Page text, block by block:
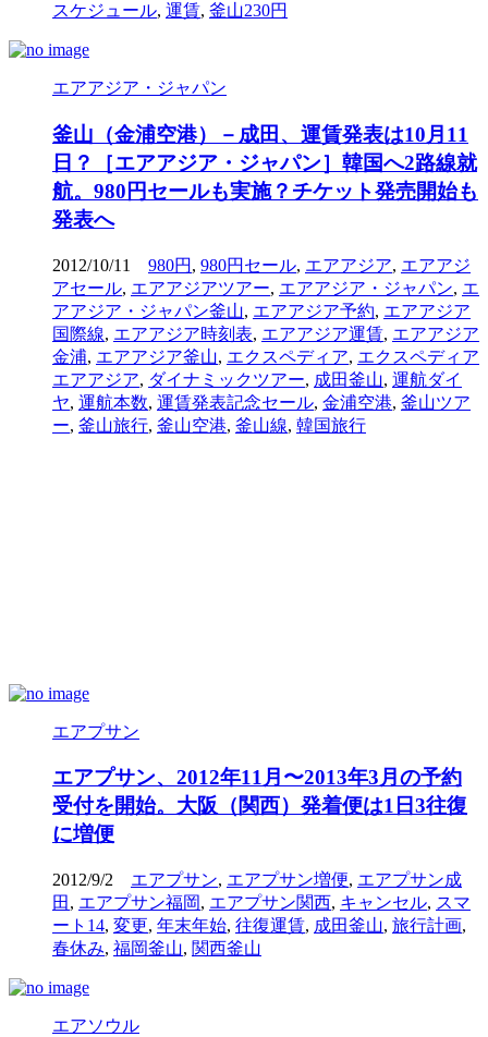
スケジュール, 運賃, 釜山230円
エアアジア・ジャパン
釜山（金浦空港）－成田、運賃発表は10月11
日？［エアアジア・ジャパン］韓国へ2路線就
航。980円セールも実施？チケット発売開始も
発表へ
2012/10/11 980円 , 980円セール, エアアジア, エアアジ
アセール, エアアジアツアー, エアアジア・ジャパン, エ
アアジア・ジャパン釜山, エアアジア予約, エアアジア
国際線, エアアジア時刻表, エアアジア運賃, エアアジア
金浦, エアアジア釜山, エクスペディア, エクスペディア
エアアジア, ダイナミックツアー, 成田釜山, 運航ダイ
ヤ, 運航本数, 運賃発表記念セール, 金浦空港, 釜山ツア
ー, 釜山旅行, 釜山空港, 釜山線, 韓国旅行
エアプサン
エアプサン、2012年11月〜2013年3月の予約
受付を開始。大阪（関西）発着便は1日3往復
に増便
2012/9/2 エアプサン, エアプサン増便, エアプサン成
田 , エアプサン福岡, エアプサン関西, キャンセル, スマ
ート14, 変更, 年末年始, 往復運賃, 成田釜山, 旅行計画,
春休み, 福岡釜山, 関西釜山
エアソウル